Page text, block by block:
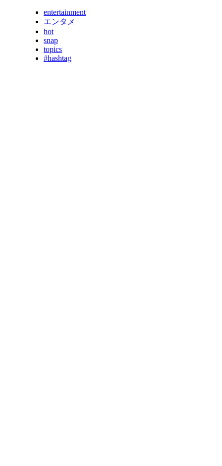
entertainment
エンタメ
hot
snap
topics
#hashtag